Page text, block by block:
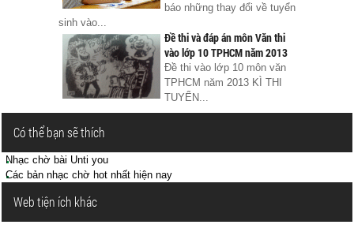
báo những thay đổi về tuyển
sinh vào...
Đề thi và đáp án môn Văn thi
vào lớp 10 TPHCM năm 2013
Đề thi vào lớp 10 môn văn
TPHCM năm 2013 KÌ THI
TUYỂN...
Có thể bạn sẽ thích
Nhạc chờ bài Unti you
Các bản nhạc chờ hot nhất hiện nay
Web tiện ích khác